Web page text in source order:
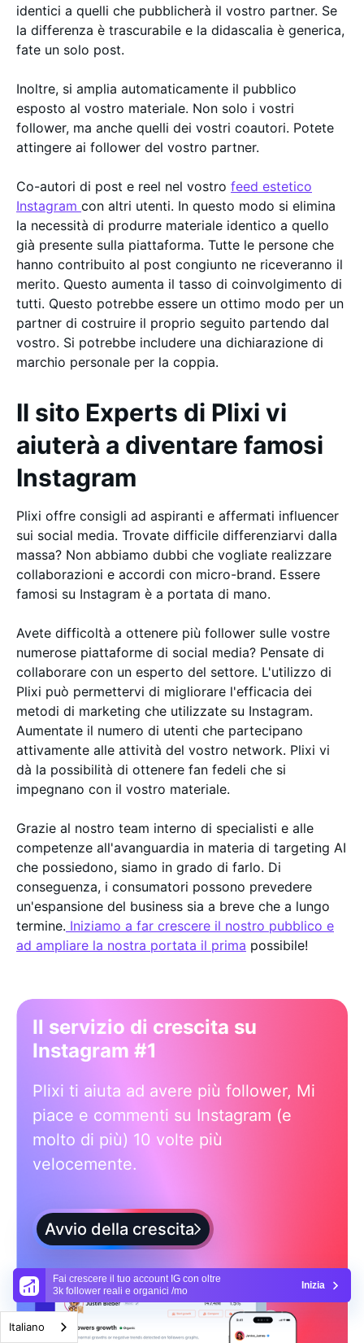
Fai crescere il tuo account IG con oltre
3k follower reali e organici /mo
Inizia
identici a quelli che pubblicherà il vostro partner. Se
la differenza è trascurabile e la didascalia è generica,
fate un solo post.
Inoltre, si amplia automaticamente il pubblico
esposto al vostro materiale. Non solo i vostri
follower, ma anche quelli dei vostri coautori. Potete
attingere ai follower del vostro partner.
Co-autori di post e reel nel vostro feed estetico
Instagram con altri utenti. In questo modo si elimina
la necessità di produrre materiale identico a quello
già presente sulla piattaforma. Tutte le persone che
hanno contribuito al post congiunto ne riceveranno il
merito. Questo aumenta il tasso di coinvolgimento di
tutti. Questo potrebbe essere un ottimo modo per un
partner di costruire il proprio seguito partendo dal
vostro. Si potrebbe includere una dichiarazione di
marchio personale per la coppia.
Il sito Experts di Plixi vi
aiuterà a diventare famosi
Instagram
Plixi offre consigli ad aspiranti e affermati influencer
sui social media. Trovate difficile differenziarvi dalla
massa? Non abbiamo dubbi che vogliate realizzare
collaborazioni e accordi con micro-brand. Essere
famosi su Instagram è a portata di mano.
Avete difficoltà a ottenere più follower sulle vostre
numerose piattaforme di social media? Pensate di
collaborare con un esperto del settore. L'utilizzo di
Plixi può permettervi di migliorare l'efficacia dei
metodi di marketing che utilizzate su Instagram.
Aumentate il numero di utenti che partecipano
attivamente alle attività del vostro network. Plixi vi
dà la possibilità di ottenere fan fedeli che si
impegnano con il vostro materiale.
Grazie al nostro team interno di specialisti e alle
competenze all'avanguardia in materia di targeting AI
che possiedono, siamo in grado di farlo. Di
conseguenza, i consumatori possono prevedere
un'espansione del business sia a breve che a lungo
termine. Iniziamo a far crescere il nostro pubblico e
ad ampliare la nostra portata il prima possibile!
Il servizio di crescita su
Instagram #1
Plixi ti aiuta ad avere più follower, Mi
piace e commenti su Instagram (e
molto di più) 10 volte più
velocemente.
Avvio della crescita
Italiano